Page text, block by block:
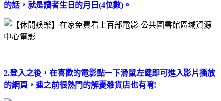
的話，就是讀者生日的月日(4位數)。
2.登入之後，在喜歡的電影點一下滑鼠左鍵即可進入影片播放
的網頁，連之前很熱門的解憂雜貨店也有唷!